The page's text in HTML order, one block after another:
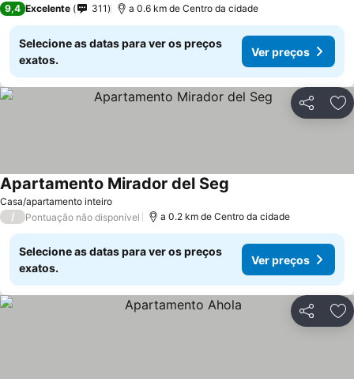
9,4 Excelente 311 a 0.6 km de Centro da cidade
Selecione as datas para ver os preços
exatos.
Ver preços
Partilhar
Casa/apartamento inteiro
Apartamento Mirador del Seg
/ Pontuação não disponível a 0.2 km de Centro da cidade
Selecione as datas para ver os preços
exatos.
Ver preços
Partilhar